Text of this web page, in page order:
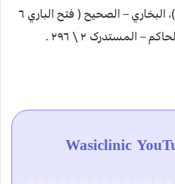
انظر – المسند ١ \ ٢٨٧ ، ٢٨٨ )، البخاري – الصحيح ( فتح الباري ٦
Wasiclinic